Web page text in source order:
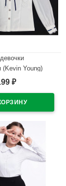
(Kevin Young)
цвет белый
₽